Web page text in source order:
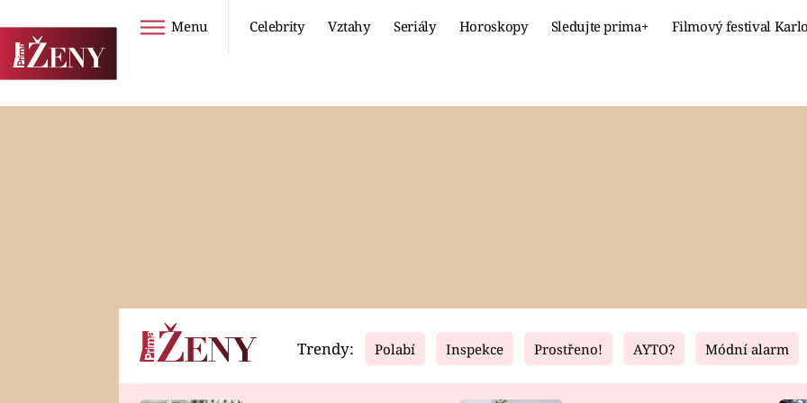
Menu Celebrity Vztahy Seriály Horoskopy Sledujte prima+ Filmový festival
Horoskopy Video Fresh Living
Trendy: Polabí Inspekce Prostřeno! AYTO? Módní alarm